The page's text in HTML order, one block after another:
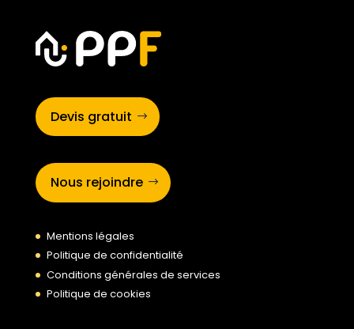
Devis gratuit
Nous rejoindre
Mentions légales
Politique de confidentialité
Conditions générales de services
Politique de cookies